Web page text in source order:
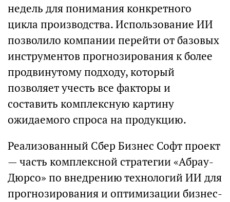
недель для понимания конкретного
цикла производства. Использование ИИ
позволило компании перейти от базовых
инструментов прогнозирования к более
продвинутому подходу, который
позволяет учесть все факторы и
составить комплексную картину
ожидаемого спроса на продукцию.
Реализованный Сбер Бизнес Софт проект
— часть комплексной стратегии «Абрау-
Дюрсо» по внедрению технологий ИИ для
прогнозирования и оптимизации бизнес-